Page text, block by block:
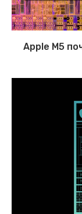
Apple M5